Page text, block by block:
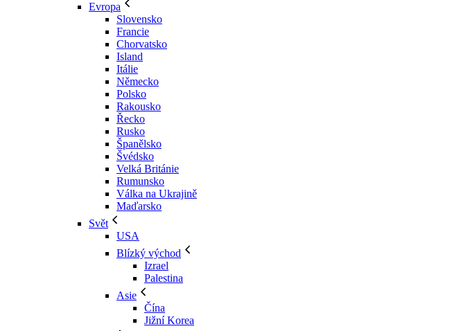
Evropa
Slovensko
Francie
Chorvatsko
Island
Itálie
Německo
Polsko
Rakousko
Řecko
Rusko
Španělsko
Švédsko
Velká Británie
Rumunsko
Válka na Ukrajině
Maďarsko
Svět
USA
Blízký východ
Izrael
Palestina
Asie
Čína
Jižní Korea